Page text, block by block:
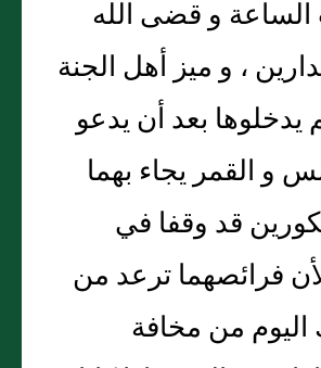
الساعة و قضى الله
، و ميز أهل الجنة
يدخلوها بعد أن يدعو
و القمر يجاء بهما
قد وقفا في
فرائصهما ترعد من
اليوم من مخافة